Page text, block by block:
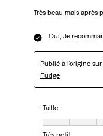
Très beau mais après
Oui, Je
Publié à l'origine sur
Fudge
Taille
Taille, 5 sur 7, où 1